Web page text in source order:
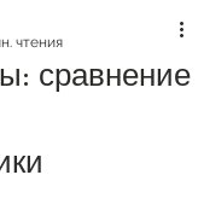
сравнение
чтения
5 звезд.